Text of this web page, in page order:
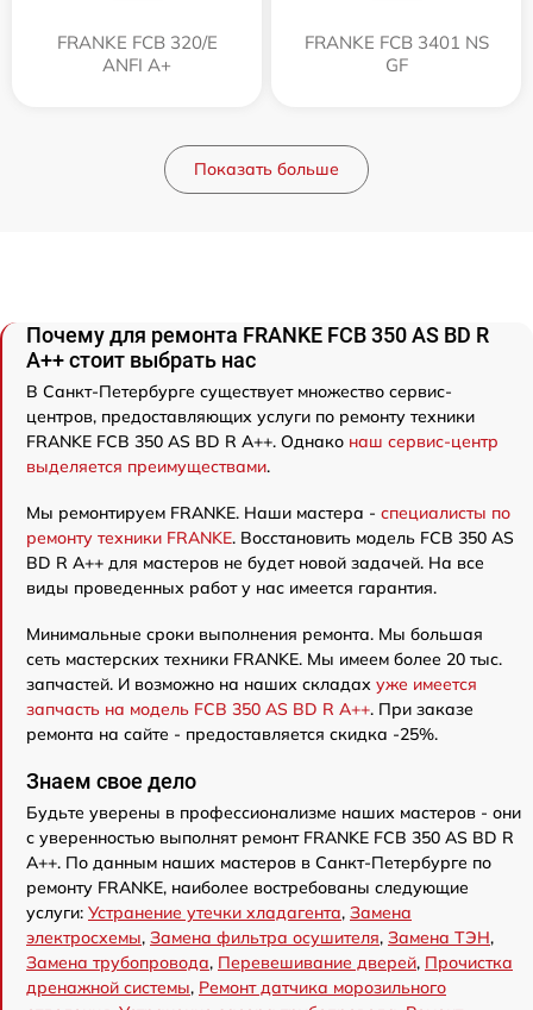
FRANKE FCB 320/E
ANFI A+
FRANKE FCB 3401 NS
GF
Показать больше
Почему для ремонта FRANKE FCB 350 AS BD R
A++ стоит выбрать нас
В Санкт-Петербурге существует множество сервис-
центров, предоставляющих услуги по ремонту техники
FRANKE FCB 350 AS BD R A++. Однако наш сервис-центр
выделяется преимуществами.
Мы ремонтируем FRANKE. Наши мастера - специалисты по
ремонту техники FRANKE. Восстановить модель FCB 350 AS
BD R A++ для мастеров не будет новой задачей. На все
виды проведенных работ у нас имеется гарантия.
Минимальные сроки выполнения ремонта. Мы большая
сеть мастерских техники FRANKE. Мы имеем более 20 тыс.
запчастей. И возможно на наших складах уже имеется
запчасть на модель FCB 350 AS BD R A++. При заказе
ремонта на сайте - предоставляется скидка -25%.
Знаем свое дело
Будьте уверены в профессионализме наших мастеров - они
с уверенностью выполнят ремонт FRANKE FCB 350 AS BD R
A++. По данным наших мастеров в Санкт-Петербурге по
ремонту FRANKE, наиболее востребованы следующие
услуги: Устранение утечки хладагента, Замена
электросхемы, Замена фильтра осушителя, Замена ТЭН,
Замена трубопровода, Перевешивание дверей, Прочистка
дренажной системы, Ремонт датчика морозильного